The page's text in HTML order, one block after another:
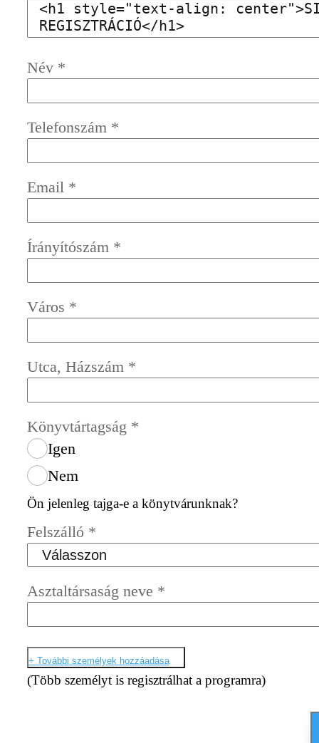
Név *
Telefonszám *
Email *
Írányítószám *
Város *
Utca, Házszám *
Könyvtártagság *
Igen
Nem
Ön jelenleg tajga-e a könytvárunknak?
Felszálló *
Asztaltársaság neve *
+ További személyek hozzáadása
(Több személyt is regisztrálhat a programra)